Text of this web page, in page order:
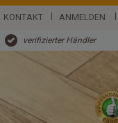
KONTAKT ANMELDEN
verifizierter Händler